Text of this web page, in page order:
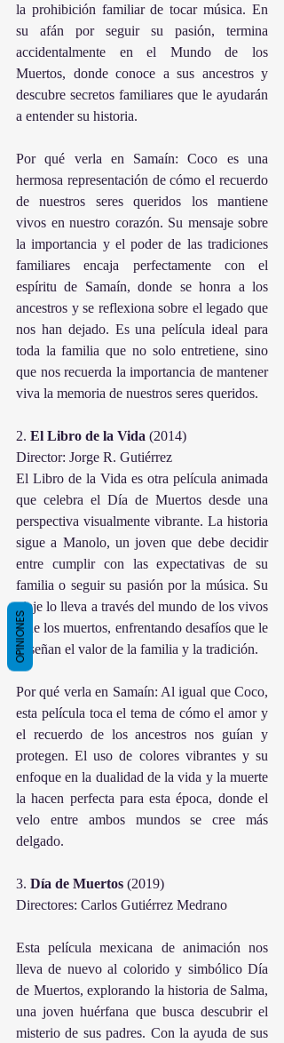
la prohibición familiar de tocar música. En
su afán por seguir su pasión, termina
accidentalmente en el Mundo de los
Muertos, donde conoce a sus ancestros y
descubre secretos familiares que le ayudarán
a entender su historia.
Por qué verla en Samaín: Coco es una
hermosa representación de cómo el recuerdo
de nuestros seres queridos los mantiene
vivos en nuestro corazón. Su mensaje sobre
la importancia y el poder de las tradiciones
familiares encaja perfectamente con el
espíritu de Samaín, donde se honra a los
ancestros y se reflexiona sobre el legado que
nos han dejado. Es una película ideal para
toda la familia que no solo entretiene, sino
que nos recuerda la importancia de mantener
viva la memoria de nuestros seres queridos.
2. El Libro de la Vida (2014)
Director: Jorge R. Gutiérrez
El Libro de la Vida es otra película animada
que celebra el Día de Muertos desde una
perspectiva visualmente vibrante. La historia
sigue a Manolo, un joven que debe decidir
entre cumplir con las expectativas de su
familia o seguir su pasión por la música. Su
viaje lo lleva a través del mundo de los vivos
y de los muertos, enfrentando desafíos que le
enseñan el valor de la familia y la tradición.
Por qué verla en Samaín: Al igual que Coco,
esta película toca el tema de cómo el amor y
el recuerdo de los ancestros nos guían y
protegen. El uso de colores vibrantes y su
enfoque en la dualidad de la vida y la muerte
la hacen perfecta para esta época, donde el
velo entre ambos mundos se cree más
delgado.
3. Día de Muertos (2019)
Directores: Carlos Gutiérrez Medrano
Esta película mexicana de animación nos
lleva de nuevo al colorido y simbólico Día
de Muertos, explorando la historia de Salma,
una joven huérfana que busca descubrir el
misterio de sus padres. Con la ayuda de sus
OPINIONES